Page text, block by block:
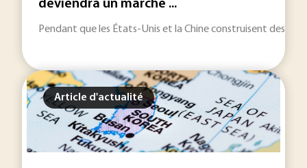
deviendra un marché ...
Pendant que les États-Unis et la Chine construisent des
Article d'actualité